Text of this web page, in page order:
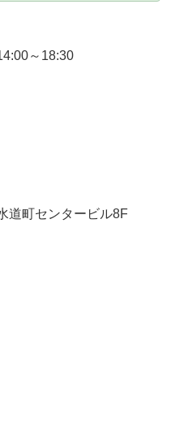
～18:30
道町センタービル8F